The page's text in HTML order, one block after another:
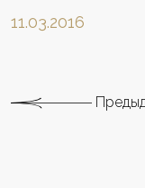
11.03.2016